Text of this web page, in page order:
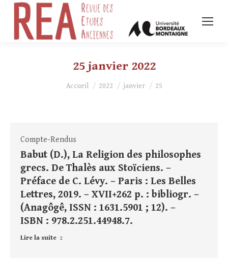
25 janvier 2022
Vous êtes ici :
Accueil 2022 janvier 25
Compte-Rendus
Babut (D.), La Religion des philosophes
grecs. De Thalès aux Stoïciens. –
Préface de C. Lévy. – Paris : Les Belles
Lettres, 2019. – XVII+262 p. : bibliogr. –
(Anagôgê, ISSN : 1631.5901 ; 12). –
ISBN : 978.2.251.44948.7.
Lire la suite